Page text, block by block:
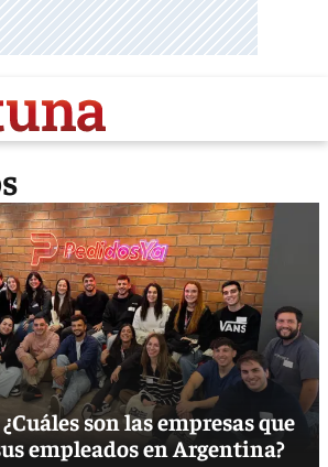
son las empresas que
empleados en Argentina?